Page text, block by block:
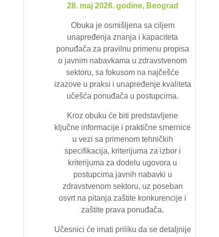
28. maj 2026. godine, Beograd
Obuka je osmišljena sa ciljem
unapređenja znanja i kapaciteta
ponuđača za pravilnu primenu propisa
o javnim nabavkama u zdravstvenom
sektoru, sa fokusom na najčešće
izazove u praksi i unapređenje kvaliteta
učešća ponuđača u postupcima.
Kroz obuku će biti predstavljene
ključne informacije i praktične smernice
u vezi sa primenom tehničkih
specifikacija, kriterijuma za izbor i
kriterijuma za dodelu ugovora u
postupcima javnih nabavki u
zdravstvenom sektoru, uz poseban
osvrt na pitanja zaštite konkurencije i
zaštite prava ponuđača.
Učesnici će imati priliku da se detaljnije